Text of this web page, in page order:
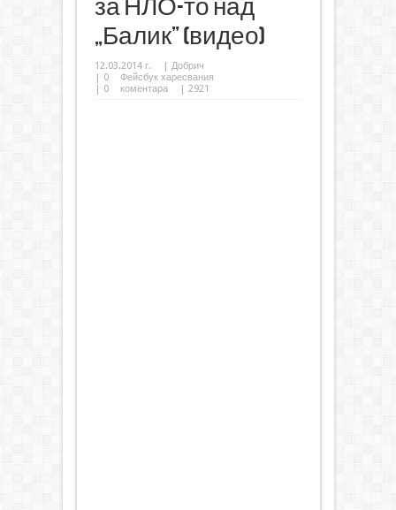
за НЛО-то над
„Балик” (видео)
12.03.2014 г. | Добрич
| 0
Фейсбук харесвания
| 0 коментара | 2921